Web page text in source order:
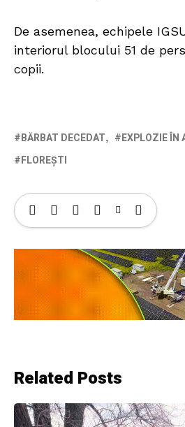
De asemenea, echipele
interiorul blocului 51 de
copii.
BĂRBAT DECEDAT
EXPLOZIE ÎN
FLOREȘTI
Related Posts